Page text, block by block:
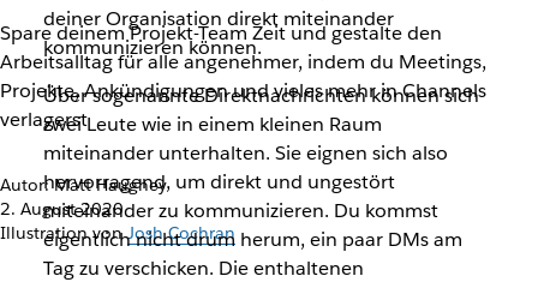
Spare deinem Projekt-Team Zeit und gestalte den
Arbeitsalltag für alle angenehmer, indem du Meetings,
Projekte, Ankündigungen und vieles mehr in Channels
verlagerst
Autor: Matt Haughey
2. August 2020
Illustration vonJosh Cochran
deiner Organisation direkt miteinander
kommunizieren können.
Über sogenannte Direktnachrichten können sich
zwei Leute wie in einem kleinen Raum
miteinander unterhalten. Sie eignen sich also
hervorragend, um direkt und ungestört
miteinander zu kommunizieren. Du kommst
eigentlich nicht drum herum, ein paar DMs am
Tag zu verschicken. Die enthaltenen